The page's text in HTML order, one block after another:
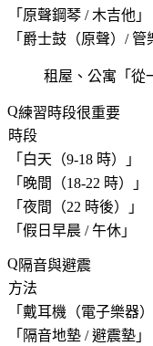
「 原聲鋼琴 / 木吉他 」
「 爵士鼓（原聲）/ 管
租屋、公寓「 從
練習時段很重要
時段
「 白天（9-18 時） 」
「 晚間（18-22 時） 」
「 夜間（22 時後） 」
「 假日早晨 / 午休 」
隔音與避震
方法
「 戴耳機（電子樂器）
「 隔音地墊 / 避震墊 」